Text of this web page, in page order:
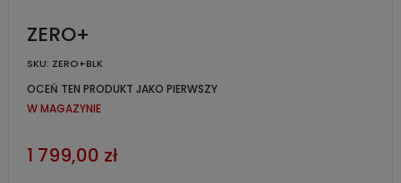
ZERO+
SKU: ZERO+BLK
OCEŃ TEN PRODUKT JAKO PIERWSZY
W MAGAZYNIE
1 799,00 zł